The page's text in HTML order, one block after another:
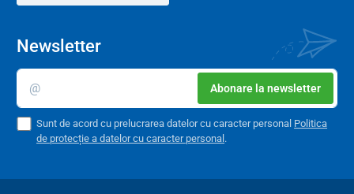
Newsletter
Abonare la newsletter
Sunt de acord cu prelucrarea datelor cu caracter personal Politica
de protecție a datelor cu caracter personal .